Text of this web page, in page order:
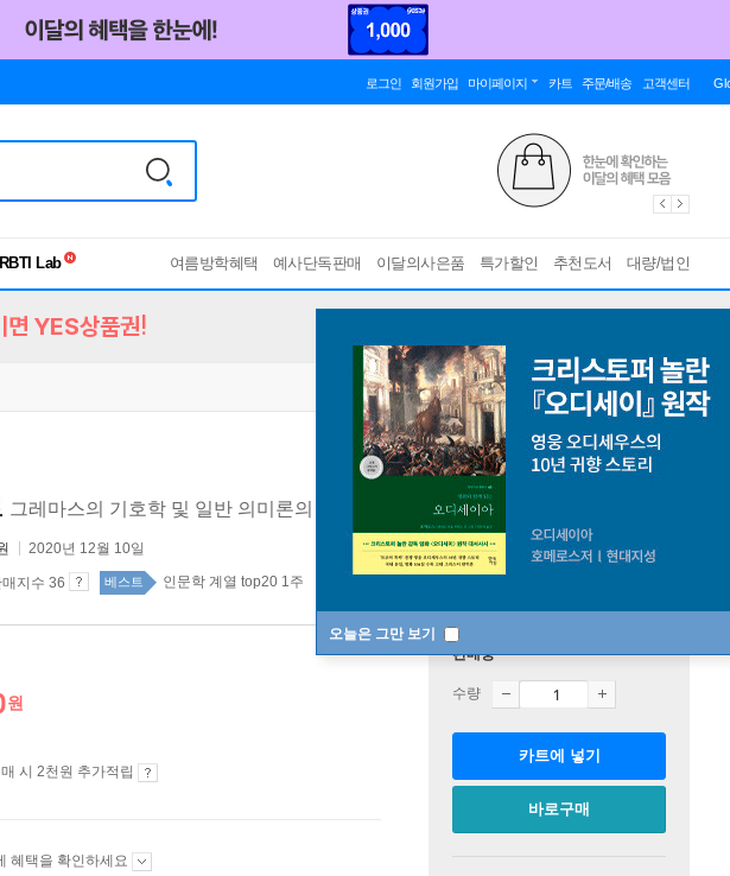
로그인 회원가입 마이페이지 카트 주문/배송 고객센터
독서유형검사
여름방학혜택 예사단독판매 이달의사은품 특가할인 추천도서 대량/법인
오늘은 그만 보기
면 YES상품권!
그레마스의 기호학 및 일반 의미론의 연구
2020년 12월 10일
매지수 36 베스트 인문학 계열 top20 1주
원
시 2천원 추가적립
혜택을 확인하세요
판매중
수량
카트에 넣기
바로구매